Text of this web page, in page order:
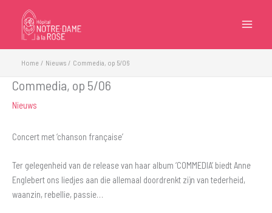
inhoud
Home Nieuws Commedia, op 5/06
Commedia, op 5/06
Nieuws
Concert met ‘chanson française’
Ter gelegenheid van de release van haar album ‘COMMEDIA’ biedt Anne
Englebert ons liedjes aan die allemaal doordrenkt zijn van tederheid,
waanzin, rebellie, passie…